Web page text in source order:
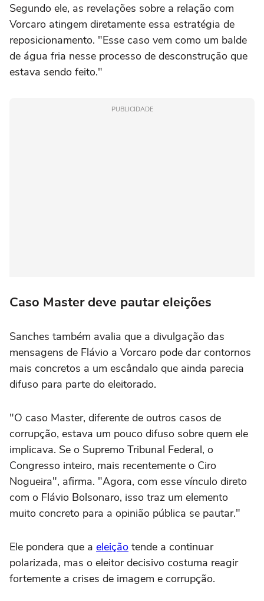
Segundo ele, as revelações sobre a relação com
Vorcaro atingem diretamente essa estratégia de
reposicionamento. "Esse caso vem como um balde
de água fria nesse processo de desconstrução que
estava sendo feito."
PUBLICIDADE
Caso Master deve pautar eleições
Sanches também avalia que a divulgação das
mensagens de Flávio a Vorcaro pode dar contornos
mais concretos a um escândalo que ainda parecia
difuso para parte do eleitorado.
"O caso Master, diferente de outros casos de
corrupção, estava um pouco difuso sobre quem ele
implicava. Se o Supremo Tribunal Federal, o
Congresso inteiro, mais recentemente o Ciro
Nogueira", afirma. "Agora, com esse vínculo direto
com o Flávio Bolsonaro, isso traz um elemento
muito concreto para a opinião pública se pautar."
Ele pondera que a eleição tende a continuar
polarizada, mas o eleitor decisivo costuma reagir
fortemente a crises de imagem e corrupção.